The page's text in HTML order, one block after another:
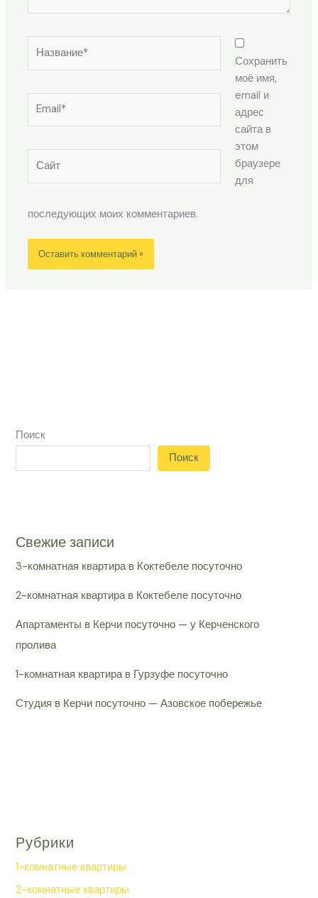
Сохранить
моё имя,
email и
адрес
сайта в
этом
браузере
для
последующих моих комментариев.
Поиск
Поиск
Свежие записи
3-комнатная квартира в Коктебеле посуточно
2-комнатная квартира в Коктебеле посуточно
Апартаменты в Керчи посуточно — у Керченского
пролива
1-комнатная квартира в Гурзуфе посуточно
Студия в Керчи посуточно — Азовское побережье
Рубрики
1-комнатные квартиры
2-комнатные квартиры